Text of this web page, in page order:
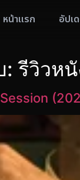
หน้าแรก อัปเ
:รีวิวหนั